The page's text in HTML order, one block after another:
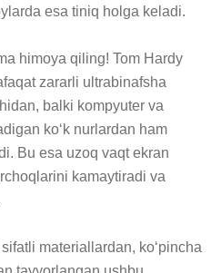
esa tiniq holga keladi.
himoya qiling! Tom Hardy
zararli ultrabinafsha
balki kompyuter va
ko‘k nurlardan ham
Bu esa uzoq vaqt ekran
kamaytiradi va
materiallardan, ko‘pincha